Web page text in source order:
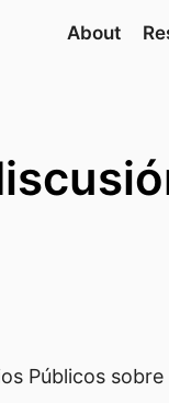
About
Públicos